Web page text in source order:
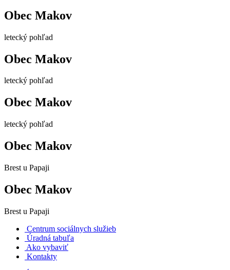
Obec Makov
letecký pohľad
Obec Makov
letecký pohľad
Obec Makov
letecký pohľad
Obec Makov
Brest u Papaji
Obec Makov
Brest u Papaji
Centrum sociálnych služieb
Úradná tabuľa
Ako vybaviť
Kontakty